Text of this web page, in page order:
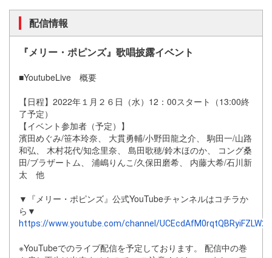
配信情報
『メリー・ポピンズ』 歌唱披露イベント
■YoutubeLive 概要
【日程】2022年１月２６日（水）12：00スタート（13:00終
了予定）
【イベント参加者（予定）】
濱田めぐみ/笹本玲奈、 大貫勇輔/小野田龍之介、 駒田一/山路
和弘、 木村花代/知念里奈、 島田歌穂/鈴木ほのか、 コング桑
田/ブラザートム、 浦嶋りんこ/久保田磨希、 内藤大希/石川新
太 他
▼『メリー・ポピンズ』 公式YouTubeチャンネルはコチラか
ら▼
https://www.youtube.com/channel/
※YouTubeでのライブ配信を予定しております。 配信中の巻